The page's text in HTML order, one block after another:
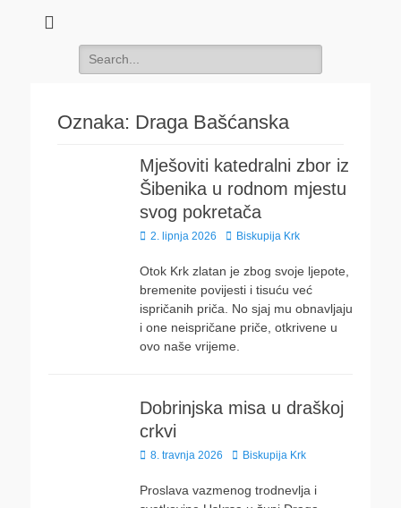
Search
for:
Oznaka: Draga Bašćanska
Mješoviti katedralni zbor iz
Šibenika u rodnom mjestu
svog pokretača
Posted
2. lipnja 2026 Author
Biskupija Krk
Otok Krk zlatan je zbog svoje ljepote,
bremenite povijesti i tisuću već
ispričanih priča. No sjaj mu obnavljaju
i one neispričane priče, otkrivene u
ovo naše vrijeme.
Dobrinjska misa u draškoj
crkvi
Posted
8. travnja 2026 Author
Biskupija Krk
Proslava vazmenog trodnevlja i